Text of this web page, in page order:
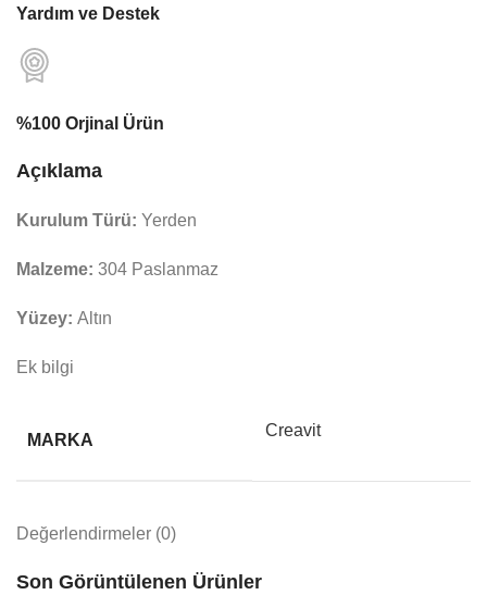
Yardım ve Destek
%100 Orjinal Ürün
Açıklama
Kurulum Türü: Yerden
Malzeme: 304 Paslanmaz
Yüzey: Altın
Ek bilgi
MARKA
Creavit
Değerlendirmeler (0)
Son Görüntülenen Ürünler